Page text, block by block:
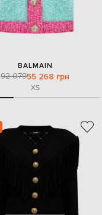
BALMAIN
92 07955 268 грн
XS